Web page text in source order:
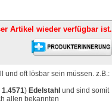
Artikel wieder verfügbar ist.
und oft lösbar sein müssen. z.B.:
1.4571) Edelstahl und sind somit
allen bekannten